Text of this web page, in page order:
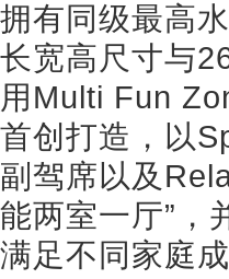
拥有同级最高
长宽高尺寸与
用Multi Fun
首创打造，以
副驾席以及
能两室一厅”，
满足不同家庭成